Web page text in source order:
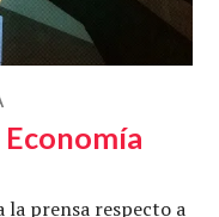
Economía
la prensa respecto a